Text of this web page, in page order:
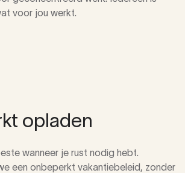
voor jou werkt.
opladen
wanneer je rust nodig hebt.
een onbeperkt vakantiebeleid, zonder